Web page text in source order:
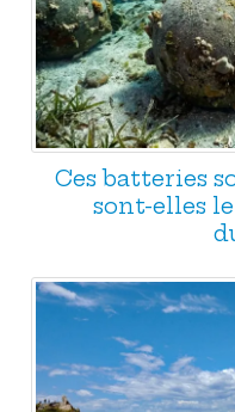
Ces batteries
sont-elles